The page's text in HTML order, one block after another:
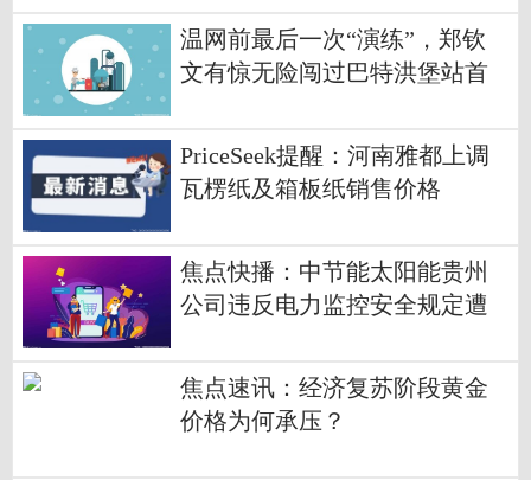
温网前最后一次“演练”，郑钦
文有惊无险闯过巴特洪堡站首
PriceSeek提醒：河南雅都上调
瓦楞纸及箱板纸销售价格
焦点快播：中节能太阳能贵州
公司违反电力监控安全规定遭
焦点速讯：经济复苏阶段黄金
价格为何承压？